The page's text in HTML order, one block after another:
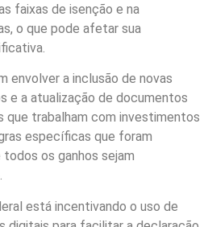
faixas de isenção e na
o que pode afetar sua
envolver a inclusão de novas
e a atualização de documentos
que trabalham com investimentos
específicas que foram
os ganhos sejam
está incentivando o uso de